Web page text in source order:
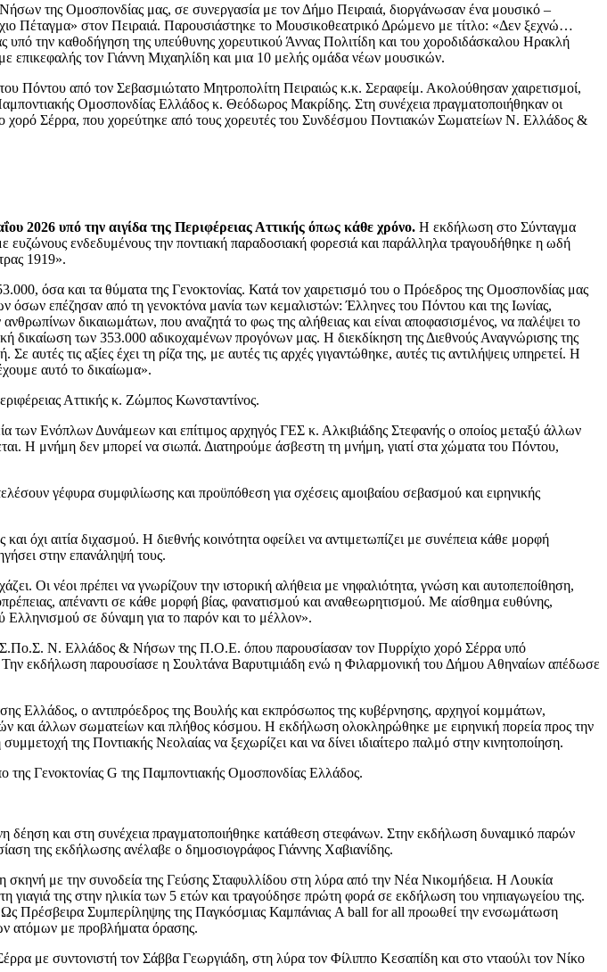
της Ομοσπονδίας μας, σε συνεργασία με τον Δήμο Πειραιά, διοργάνωσαν ένα μουσικό –
Πέταγμα» στον Πειραιά. Παρουσιάστηκε το Μουσικοθεατρικό Δρώμενο με τίτλο: «Δεν ξεχνώ…
την καθοδήγηση της υπεύθυνης χορευτικού Άννας Πολιτίδη και του χοροδιδάσκαλου Ηρακλή
τον Γιάννη Μιχαηλίδη και μια 10 μελής ομάδα νέων μουσικών.
Πόντου από τον Σεβασμιώτατο Μητροπολίτη Πειραιώς κ.κ. Σεραφείμ. Ακολούθησαν χαιρετισμοί,
Ομοσπονδίας Ελλάδος κ. Θεόδωρος Μακρίδης. Στη συνέχεια πραγματοποιήθηκαν οι
χορό Σέρρα, που χορεύτηκε από τους χορευτές του Συνδέσμου Ποντιακών Σωματείων Ν. Ελλάδος &
2026 υπό την αιγίδα της Περιφέρειας Αττικής όπως κάθε χρόνο. Η εκδήλωση στο Σύνταγμα
ενδεδυμένους την ποντιακή παραδοσιακή φορεσιά και παράλληλα τραγουδήθηκε η ωδή
1919».
όσα και τα θύματα της Γενοκτονίας. Κατά τον χαιρετισμό του ο Πρόεδρος της Ομοσπονδίας μας
επέζησαν από τη γενοκτόνα μανία των κεμαλιστών: Έλληνες του Πόντου και της Ιωνίας,
δικαιωμάτων, που αναζητά το φως της αλήθειας και είναι αποφασισμένος, να παλέψει το
δικαίωση των 353.000 αδικοχαμένων προγόνων μας. Η διεκδίκηση της Διεθνούς Αναγνώρισης της
τις αξίες έχει τη ρίζα της, με αυτές τις αρχές γιγαντώθηκε, αυτές τις αντιλήψεις υπηρετεί. Η
αυτό το δικαίωμα».
Αττικής κ. Ζώμπος Κωνσταντίνος.
των Ενόπλων Δυνάμεων και επίτιμος αρχηγός ΓΕΣ κ. Αλκιβιάδης Στεφανής ο οποίος μεταξύ άλλων
Η μνήμη δεν μπορεί να σιωπά. Διατηρούμε άσβεστη τη μνήμη, γιατί στα χώματα του Πόντου,
γέφυρα συμφιλίωσης και προϋπόθεση για σχέσεις αμοιβαίου σεβασμού και ειρηνικής
όχι αιτία διχασμού. Η διεθνής κοινότητα οφείλει να αντιμετωπίζει με συνέπεια κάθε μορφή
στην επανάληψή τους.
Οι νέοι πρέπει να γνωρίζουν την ιστορική αλήθεια με νηφαλιότητα, γνώση και αυτοπεποίθηση,
απέναντι σε κάθε μορφή βίας, φανατισμού και αναθεωρητισμού. Με αίσθημα ευθύνης,
Ελληνισμού σε δύναμη για το παρόν και το μέλλον».
Ν. Ελλάδος & Νήσων της Π.Ο.Ε. όπου παρουσίασαν τον Πυρρίχιο χορό Σέρρα υπό
εκδήλωση παρουσίασε η Σουλτάνα Βαρυτιμιάδη ενώ η Φιλαρμονική του Δήμου Αθηναίων απέδωσε
Ελλάδος, o αντιπρόεδρος της Βουλής και εκπρόσωπος της κυβέρνησης, αρχηγοί κομμάτων,
και άλλων σωματείων και πλήθος κόσμου. Η εκδήλωση ολοκληρώθηκε με ειρηνική πορεία προς την
της Ποντιακής Νεολαίας να ξεχωρίζει και να δίνει ιδιαίτερο παλμό στην κινητοποίηση.
της Γενοκτονίας G της Παμποντιακής Ομοσπονδίας Ελλάδος.
και στη συνέχεια πραγματοποιήθηκε κατάθεση στεφάνων. Στην εκδήλωση δυναμικό παρών
της εκδήλωσης ανέλαβε ο δημοσιογράφος Γιάννης Χαβιανίδης.
σκηνή με την συνοδεία της Γεύσης Σταφυλλίδου στη λύρα από την Νέα Νικομήδεια. Η Λουκία
της στην ηλικία των 5 ετών και τραγούδησε πρώτη φορά σε εκδήλωση του νηπιαγωγείου της.
Ως Πρέσβειρα Συμπερίληψης της Παγκόσμιας Καμπάνιας A ball for all προωθεί την ενσωμάτωση
ατόμων με προβλήματα όρασης.
με συντονιστή τον Σάββα Γεωργιάδη, στη λύρα τον Φίλιππο Κεσαπίδη και στο νταούλι τον Νίκο